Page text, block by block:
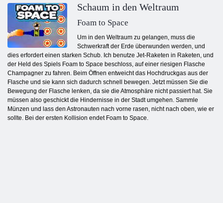
Schaum in den Weltraum
Foam to Space
Um in den Weltraum zu gelangen, muss die
Schwerkraft der Erde überwunden werden, und
dies erfordert einen starken Schub. Ich benutze Jet-Raketen in Raketen, und
der Held des Spiels Foam to Space beschloss, auf einer riesigen Flasche
Champagner zu fahren. Beim Öffnen entweicht das Hochdruckgas aus der
Flasche und sie kann sich dadurch schnell bewegen. Jetzt müssen Sie die
Bewegung der Flasche lenken, da sie die Atmosphäre nicht passiert hat. Sie
müssen also geschickt die Hindernisse in der Stadt umgehen. Sammle
Münzen und lass den Astronauten nach vorne rasen, nicht nach oben, wie er
sollte. Bei der ersten Kollision endet Foam to Space.